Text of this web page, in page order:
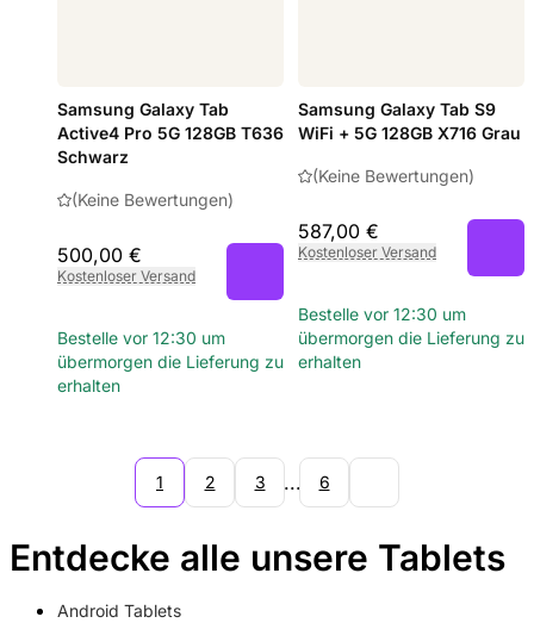
Samsung Galaxy Tab
Active4 Pro 5G 128GB T636
Schwarz
(Keine Bewertungen)
500,00 €
Kostenloser Versand
Bestelle vor 12:30 um
übermorgen die Lieferung zu
erhalten
Samsung Galaxy Tab S9
WiFi + 5G 128GB X716 Grau
(Keine Bewertungen)
587,00 €
Kostenloser Versand
Bestelle vor 12:30 um
übermorgen die Lieferung zu
erhalten
1 2 3 ... 6
Entdecke alle unsere Tablets
Android Tablets